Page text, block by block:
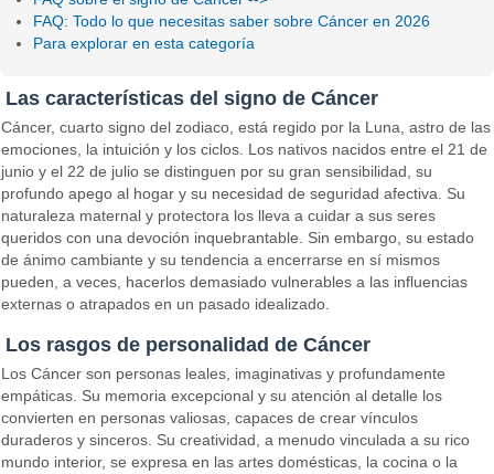
FAQ: Todo lo que necesitas saber sobre Cáncer en 2026
Para explorar en esta categoría
Las características del signo de Cáncer
Cáncer, cuarto signo del zodiaco, está regido por la Luna, astro de las
emociones, la intuición y los ciclos. Los nativos nacidos entre el 21 de
junio y el 22 de julio se distinguen por su gran sensibilidad, su
profundo apego al hogar y su necesidad de seguridad afectiva. Su
naturaleza maternal y protectora los lleva a cuidar a sus seres
queridos con una devoción inquebrantable. Sin embargo, su estado
de ánimo cambiante y su tendencia a encerrarse en sí mismos
pueden, a veces, hacerlos demasiado vulnerables a las influencias
externas o atrapados en un pasado idealizado.
Los rasgos de personalidad de Cáncer
Los Cáncer son personas leales, imaginativas y profundamente
empáticas. Su memoria excepcional y su atención al detalle los
convierten en personas valiosas, capaces de crear vínculos
duraderos y sinceros. Su creatividad, a menudo vinculada a su rico
mundo interior, se expresa en las artes domésticas, la cocina o la